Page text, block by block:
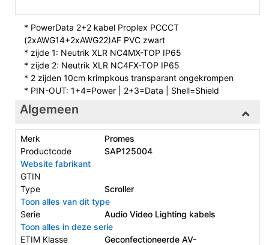
* PowerData 2+2 kabel Proplex PCCCT
(2xAWG14+2xAWG22)AF PVC zwart
* zijde 1: Neutrik XLR NC4MX-TOP IP65
* zijde 2: Neutrik XLR NC4FX-TOP IP65
* 2 zijden 10cm krimpkous transparant ongekrompen
* PIN-OUT: 1+4=Power | 2+3=Data | Shell=Shield
Algemeen
Merk
Promes
Productcode
SAP125004
Website fabrikant
GTIN
Type
Scroller
Toon alles van dit type
Serie
Audio Video Lighting kabels
Toon alles in deze serie
ETIM Klasse
Geconfectioneerde AV-